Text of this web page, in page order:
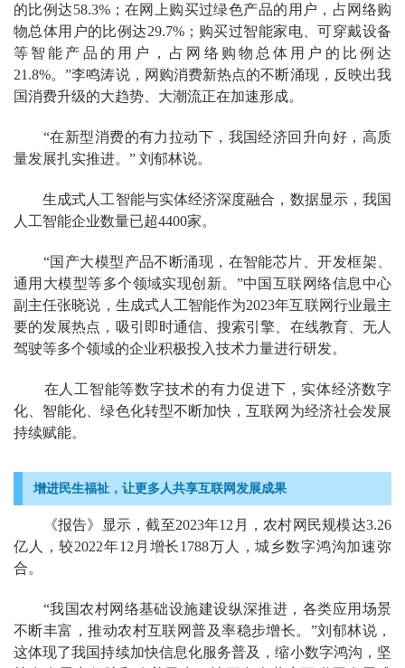
的比例达58.3%；在网上购买过绿色产品的用户，占网络购
物总体用户的比例达29.7%；购买过智能家电、可穿戴设备
等智能产品的用户，占网络购物总体用户的比例达
21.8%。”李鸣涛说，网购消费新热点的不断涌现，反映出我
国消费升级的大趋势、大潮流正在加速形成。
“在新型消费的有力拉动下，我国经济回升向好，高质
量发展扎实推进。” 刘郁林说。
生成式人工智能与实体经济深度融合，数据显示，我国
人工智能企业数量已超4400家。
“国产大模型产品不断涌现，在智能芯片、开发框架、
通用大模型等多个领域实现创新。”中国互联网络信息中心
副主任张晓说，生成式人工智能作为2023年互联网行业最主
要的发展热点，吸引即时通信、搜索引擎、在线教育、无人
驾驶等多个领域的企业积极投入技术力量进行研发。
在人工智能等数字技术的有力促进下，实体经济数字
化、智能化、绿色化转型不断加快，互联网为经济社会发展
持续赋能。
增进民生福祉，让更多人共享互联网发展成果
《报告》显示，截至2023年12月，农村网民规模达3.26
亿人，较2022年12月增长1788万人，城乡数字鸿沟加速弥
合。
“我国农村网络基础设施建设纵深推进，各类应用场景
不断丰富，推动农村互联网普及率稳步增长。”刘郁林说，
这体现了我国持续加快信息化服务普及，缩小数字鸿沟，坚